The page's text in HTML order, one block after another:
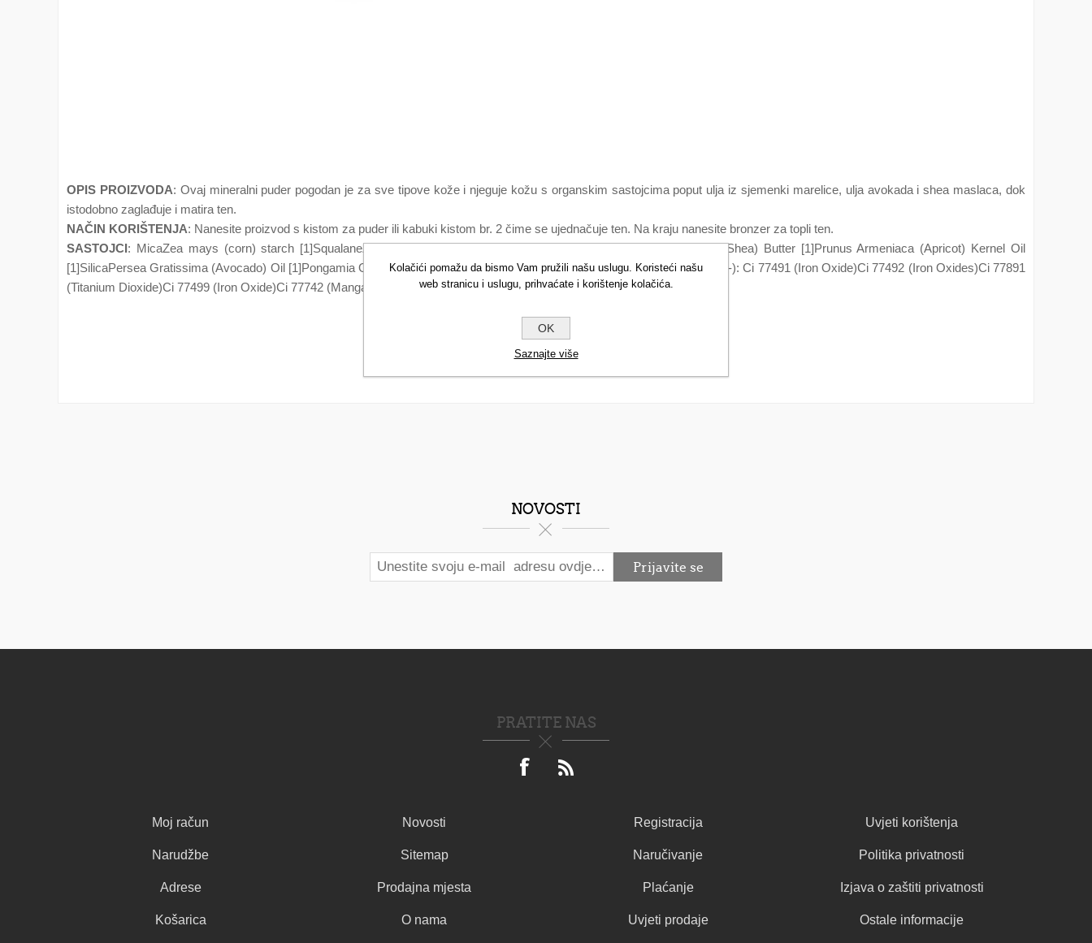
OPIS PROIZVODA: Ovaj mineralni puder pogodan je za sve tipove kože i njeguje kožu s organskim sastojcima poput ulja iz sjemenki marelice, ulja avokada i shea maslaca, dok
istodobno zaglađuje i matira ten.
NAČIN KORIŠTENJA: Nanesite proizvod s kistom za puder ili kabuki kistom br. 2 čime se ujednačuje ten. Na kraju nanesite bronzer za topli ten.
SASTOJCI: MicaZea mays (corn) starch [1]SqualaneZinc StearateTocopherolGlyceryl CaprylateButyrospermum Parkii (Shea) Butter [1]Prunus Armeniaca (Apricot) Kernel Oil
[1]SilicaPersea Gratissima (Avocado) Oil [1]Pongamia Glabra Seed OilMacadamia Ternifolia Seed Oil [1]Može sadržavati (+/-): Ci 77491 (Iron Oxide)Ci 77492 (Iron Oxides)Ci 77891
(Titanium Dioxide)Ci 77499 (Iron Oxide)Ci 77742 (Manganese Violet) * (1) iz organskog uzgoja *
NOVOSTI
PRATITE NAS
Moj račun
Narudžbe
Adrese
Košarica
Novosti
Sitemap
Prodajna mjesta
O nama
Registracija
Naručivanje
Plaćanje
Uvjeti prodaje
Uvjeti korištenja
Politika privatnosti
Izjava o zaštiti privatnosti
Ostale informacije
Kolačići pomažu da bismo Vam pružili našu uslugu. Koristeći našu
web stranicu i uslugu, prihvaćate i korištenje kolačića.
OK
Saznajte više